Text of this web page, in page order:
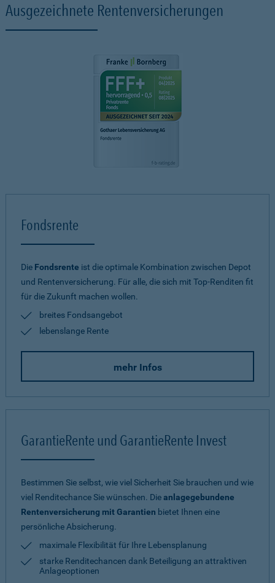
Ausgezeichnete Rentenversicherungen
Fondsrente
Die Fondsrente ist die optimale Kombination zwischen Depot
und Rentenversicherung. Für alle, die sich mit Top-Renditen fit
für die Zukunft machen wollen.
breites Fondsangebot
lebenslange Rente
mehr Infos
GarantieRente und GarantieRente Invest
Bestimmen Sie selbst, wie viel Sicherheit Sie brauchen und wie
viel Renditechance Sie wünschen. Dieanlagegebundene
Rentenversicherung mit Garantien bietet Ihnen eine
persönliche Absicherung.
maximale Flexibilität für Ihre Lebensplanung
starke Renditechancen dank Beteiligung an attraktiven
Anlageoptionen